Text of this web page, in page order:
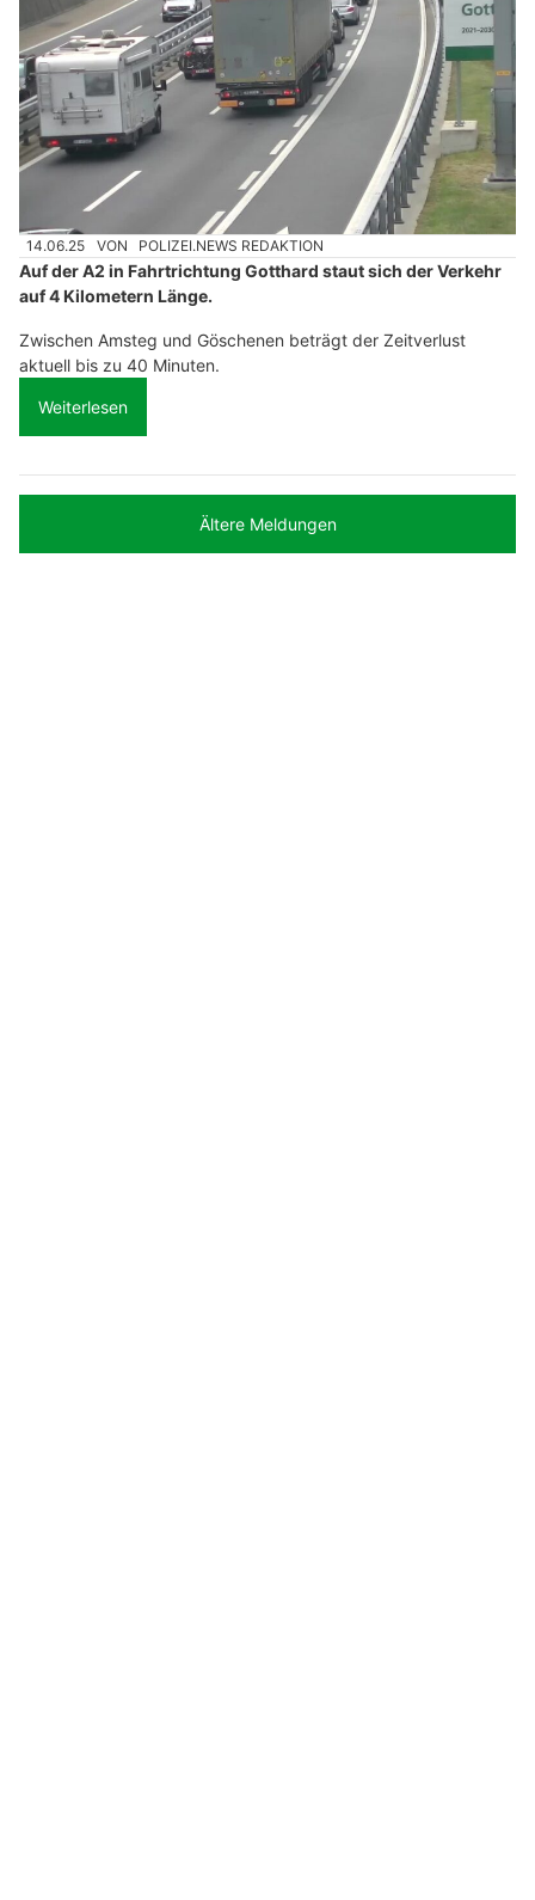
14.06.25 VON POLIZEI.NEWS REDAKTION
Auf der A2 in Fahrtrichtung Gotthard staut sich der Verkehr
auf 4 Kilometern Länge.
Zwischen Amsteg und Göschenen beträgt der Zeitverlust
aktuell bis zu 40 Minuten.
Weiterlesen
Ältere Meldungen